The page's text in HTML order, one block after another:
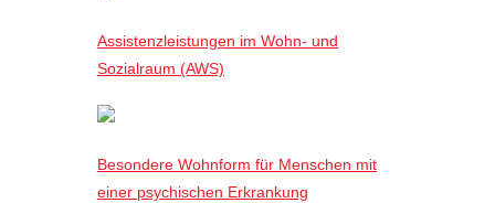
Assistenzleistungen im Wohn- und
Sozialraum (AWS)
Besondere Wohnform für Menschen mit
einer psychischen Erkrankung